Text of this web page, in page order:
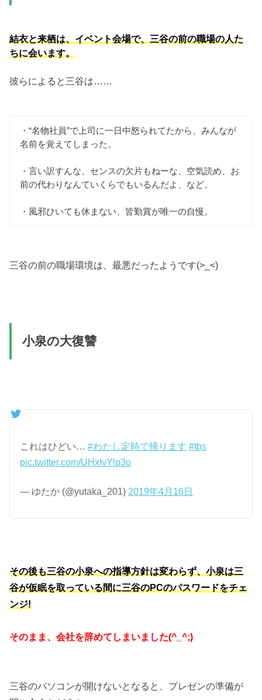
結衣と来栖は、イベント会場で、三谷の前の職場の人た
ちに会います。
彼らによると三谷は……
・“名物社員”で上司に一日中怒られてたから、みんなが
名前を覚えてしまった。
・言い訳すんな、センスの欠片もねーな、空気読め、お
前の代わりなんていくらでもいるんだよ、など。
・風邪ひいても休まない、皆勤賞が唯一の自慢。
三谷の前の職場環境は、最悪だったようです(>_<)
小泉の大復讐
これはひどい…#わたし定時で帰ります #tbs
pic.twitter.com/UHxIvYlp3o
— ゆたか (@yutaka_201)2019年4月16日
その後も三谷の小泉への指導方針は変わらず、小泉は三
谷が仮眠を取っている間に三谷のPCのパスワードをチェ
ンジ!
そのまま、会社を辞めてしまいました(^_^;)
三谷のパソコンが開けないとなると、プレゼンの準備が